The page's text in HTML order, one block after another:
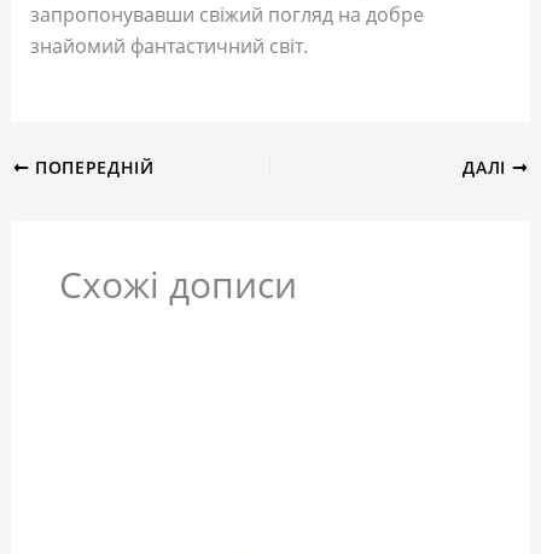
запропонувавши свіжий погляд на добре
знайомий фантастичний світ.
ПОПЕРЕДНІЙ ДАЛІ
Схожі дописи